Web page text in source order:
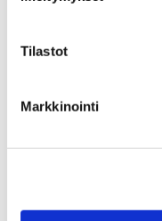
Tilastot
Markkinointi
Yrityksen nimi